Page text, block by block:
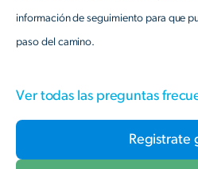
información de seguimiento para que
paso del camino.
Ver todas las preguntas
Registrate